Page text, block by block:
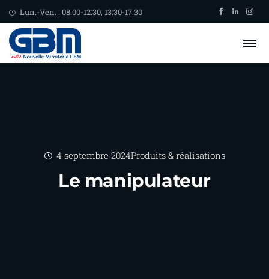
Lun.-Ven. : 08:00-12:30, 13:30-17:30
4 septembre 2024Produits & réalisations
Le manipulateur